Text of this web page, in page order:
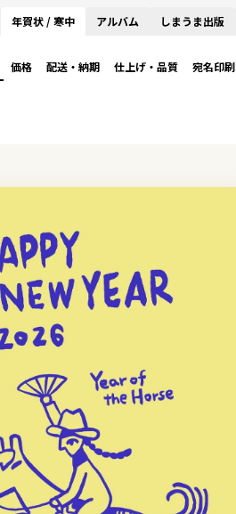
年賀状 / 寒中 アルバム しまうま出版
価格 配送・納期 仕上げ・品質 宛名印刷